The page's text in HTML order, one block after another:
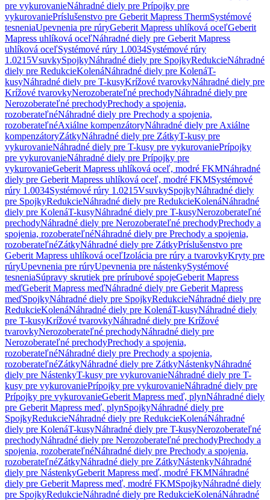
pre vykurovanieNáhradné diely pre Prípojky pre
vykurovaniePríslušenstvo pre Geberit Mapress ThermSystémové
tesneniaUpevnenia pre rúryGeberit Mapress uhlíková oceľGeberit
Mapress uhlíková oceľNáhradné diely pre Geberit Mapress
uhlíková oceľSystémové rúry 1.0034Systémové rúry
1.0215VsuvkySpojkyNáhradné diely pre SpojkyRedukcieNáhradné
diely pre RedukcieKolenáNáhradné diely pre KolenáT-
kusyNáhradné diely pre T-kusyKrížové tvarovkyNáhradné diely pre
Krížové tvarovkyNerozoberateľné prechodyNáhradné diely pre
Nerozoberateľné prechodyPrechody a spojenia,
rozoberateľnéNáhradné diely pre Prechody a spojenia,
rozoberateľnéAxiálne kompenzátoryNáhradné diely pre Axiálne
kompenzátoryZátkyNáhradné diely pre ZátkyT-kusy pre
vykurovanieNáhradné diely pre T-kusy pre vykurovaniePrípojky
pre vykurovanieNáhradné diely pre Prípojky pre
vykurovanieGeberit Mapress uhlíková oceľ, modré FKMNáhradné
diely pre Geberit Mapress uhlíková oceľ, modré FKMSystémové
rúry 1.0034Systémové rúry 1.0215VsuvkySpojkyNáhradné diely
pre SpojkyRedukcieNáhradné diely pre RedukcieKolenáNáhradné
diely pre KolenáT-kusyNáhradné diely pre T-kusyNerozoberateľné
prechodyNáhradné diely pre Nerozoberateľné prechodyPrechody a
spojenia, rozoberateľnéNáhradné diely pre Prechody a spojenia,
rozoberateľnéZátkyNáhradné diely pre ZátkyPríslušenstvo pre
Geberit Mapress uhlíková oceľIzolácia pre rúry a tvarovkyKryty pre
rúryUpevnenia pre rúryUpevnenia pre nástenkySystémové
tesneniaSúpravy skrutiek pre prírubové spojeGeberit Mapress
meďGeberit Mapress meďNáhradné diely pre Geberit Mapress
meďSpojkyNáhradné diely pre SpojkyRedukcieNáhradné diely pre
RedukcieKolenáNáhradné diely pre KolenáT-kusyNáhradné diely
pre T-kusyKrížové tvarovkyNáhradné diely pre Krížové
tvarovkyNerozoberateľné prechodyNáhradné diely pre
Nerozoberateľné prechodyPrechody a spojenia,
rozoberateľnéNáhradné diely pre Prechody a spojenia,
rozoberateľnéZátkyNáhradné diely pre ZátkyNástenkyNáhradné
diely pre NástenkyT-kusy pre vykurovanieNáhradné diely pre T-
kusy pre vykurovaniePrípojky pre vykurovanieNáhradné diely pre
Prípojky pre vykurovanieGeberit Mapress meď, plynNáhradné diely
pre Geberit Mapress meď, plynSpojkyNáhradné diely pre
SpojkyRedukcieNáhradné diely pre RedukcieKolenáNáhradné
diely pre KolenáT-kusyNáhradné diely pre T-kusyNerozoberateľné
prechodyNáhradné diely pre Nerozoberateľné prechodyPrechody a
spojenia, rozoberateľnéNáhradné diely pre Prechody a spojenia,
rozoberateľnéZátkyNáhradné diely pre ZátkyNástenkyNáhradné
diely pre NástenkyGeberit Mapress meď, modré FKMNáhradné
diely pre Geberit Mapress meď, modré FKMSpojkyNáhradné diely
pre SpojkyRedukcieNáhradné diely pre RedukcieKolenáNáhradné